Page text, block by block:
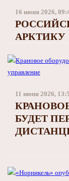
16 июня 2026,
АРКТИКУ
11 июня 2026,
БУДЕТ